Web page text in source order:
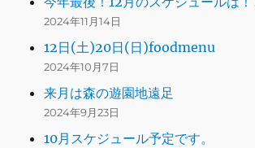
2024年11月14日
12日(土)20日(日)foodmenu
2024年10月7日
来月は森の遊園地遠足
2024年9月23日
10月スケジュール予定です。